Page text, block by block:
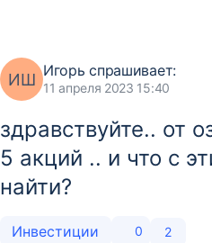
ИШ Игорь спрашивает:
11 апреля 2023 15:40
здравствуйте.. от
5 акций .. и что с
найти?
Инвестиции 0 2